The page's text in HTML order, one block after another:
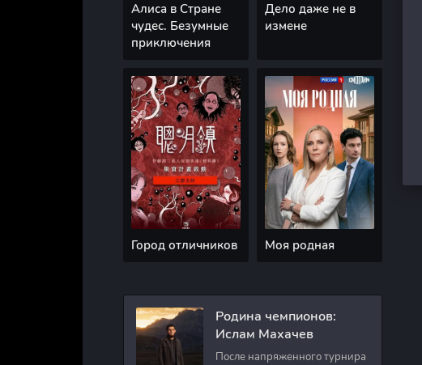
Алиса в Стране
чудес. Безумные
приключения
Дело даже не в
измене
Город отличников Моя родная
Родина чемпионов:
Ислам Махачев
После напряженного турнира